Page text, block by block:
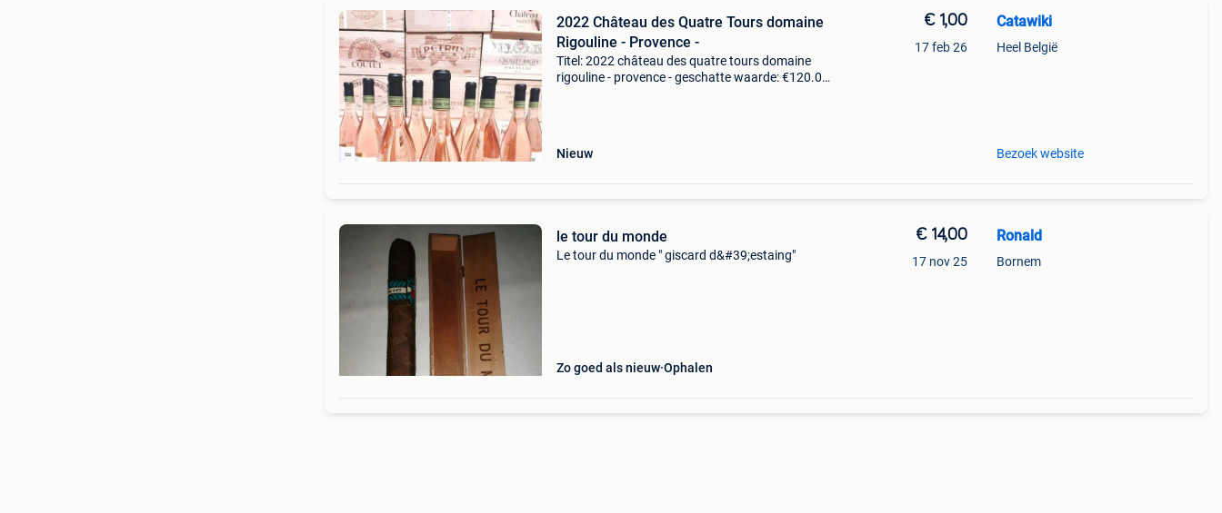
2022 Château des Quatre Tours domaine
Rigouline - Provence -
Titel: 2022 château des quatre tours domaine
rigouline - provence - geschatte waarde: €120.0
Nieuw
€ 1,00
17 feb 26
Catawiki
Heel België
Bezoek website
le tour du monde
Le tour du monde " giscard d&#39;estaing"
Zo goed als nieuw Ophalen
€ 14,00
17 nov 25
Ronald
Bornem